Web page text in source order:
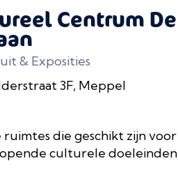
Centrum De
& Exposities
3F, Meppel
ruimtes die geschikt zijn voor
culturele doeleinden